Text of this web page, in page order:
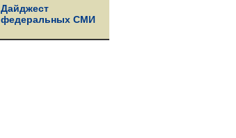
Дайджест
федеральных СМИ